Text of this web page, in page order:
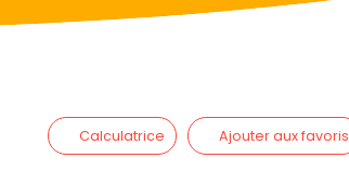
Calculatrice Ajouter aux favoris